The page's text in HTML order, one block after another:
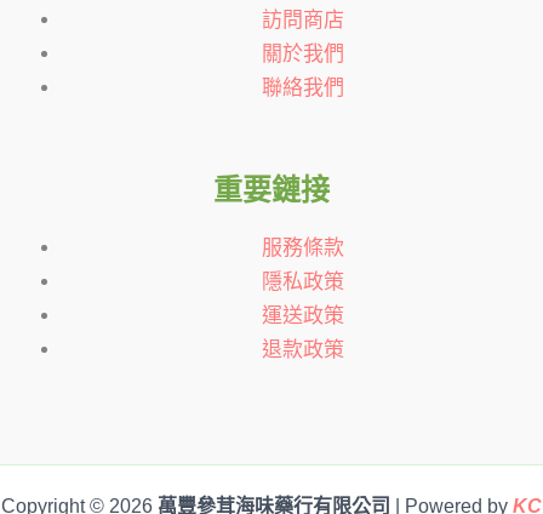
訪問商店
關於我們
聯絡我們
重要鏈接
服務條款
隱私政策
運送政策
退款政策
Copyright © 2026 萬豐參茸海味藥行有限公司 | Powered by KC